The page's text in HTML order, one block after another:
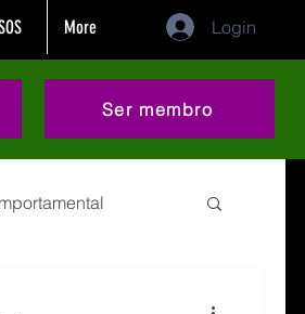
More Login
Ser membro